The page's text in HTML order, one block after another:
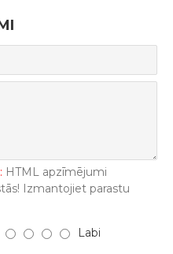
HTML apzīmējumi
Izmantojiet parastu
Labi